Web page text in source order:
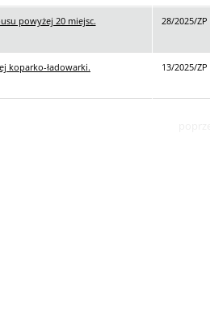
powyżej 20 miejsc. 28/2025/ZP
koparko-ładowarki. 13/2025/ZP